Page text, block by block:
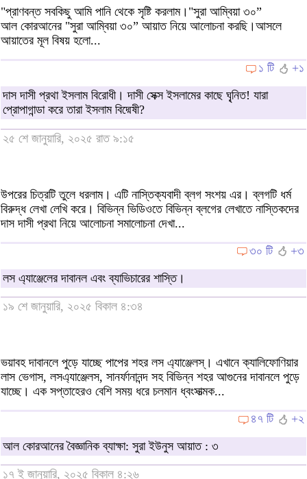
"প্রাণবন্ত সবকিছু আমি পানি থেকে সৃষ্টি করলাম।"সুরা আম্বিয়া ৩০”
আল কোরআনের "সুরা আম্বিয়া ৩০” আয়াত নিয়ে আলোচনা করছি।আসলে
আয়াতের মূল বিষয় হলো...
১ টি
+১
দাস দাসী প্রথা ইসলাম বিরোধী। দাসী সেক্স ইসলামের কাছে ঘৃ্নিত! যারা
প্রোপাগান্ডা করে তারা ইসলাম বিদ্মেষী?
২৫ শে জানুয়ারি, ২০২৫ রাত ৯:১৫
উপরের চিত্রটি তুলে ধরলাম। এটি নাস্তিক্যবাদী ব্লগ সংশয় এর। ব্লগটি ধর্ম
বিরুদ্ধ লেখা লেখি করে। বিভিন্ন ভিডিওতে বিভিন্ন ব্লগের লেখাতে নাস্তিকদের
দাস দাসী প্রথা নিয়ে আলোচনা সমালোচনা দেখা...
৩০ টি
+৩
লস এ্যাঞ্জেলের দাবানল এবং ব্যাভিচারের শাস্তি।
১৯ শে জানুয়ারি, ২০২৫ বিকাল ৪:৩৪
ভয়াবহ দাবানলে পুড়ে যাচ্ছে পাপের শহর লস এ্যাঞ্জেলস্। এখানে ক্যালিফোণিয়ার
লাস ভেগাস, লসএ্যাঞ্জেলস, সানর্ফানানন্দ সহ বিভিন্ন শহর আগুনের দাবানলে পুড়ে
যাচ্ছে। এক সপ্তাহেরও বেশি সময় ধরে চলমান ধ্বংসাত্মক...
৪৭ টি
+২
আল কোরআনের বৈজ্ঞানিক ব্যাক্ষা: সুরা ইউনুস আয়াত : ৩
১৭ ই জানুয়ারি, ২০২৫ বিকাল ৪:২৬